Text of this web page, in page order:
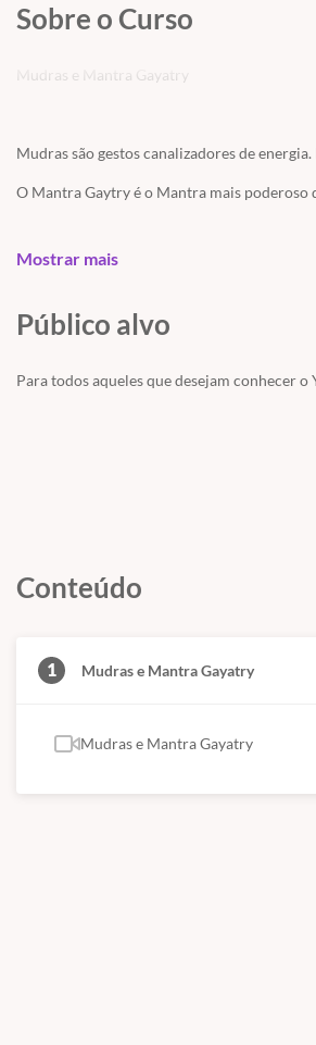
Sobre o Curso
Mudras e Mantra Gayatry
Mudras são gestos canalizadores de
O Mantra Gaytry é o Mantra mais poderoso
Neste vídeo, ensinaremos estes Mudras e
Mostrar mais
Público alvo
Para todos aqueles que desejam conhecer o
Conteúdo
1 Mudras e Mantra Gayatry
Mudras e Mantra Gayatry